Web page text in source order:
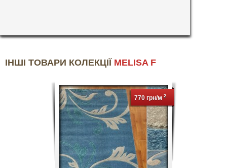
ІНШІ ТОВАРИ КОЛЕКЦІЇ MELISA F
770 грн/м 2